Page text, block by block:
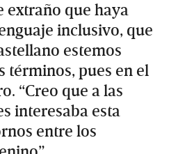
extraño que haya
inclusivo, que
estemos
términos, pues en el
“Creo que a las
interesaba esta
entre los